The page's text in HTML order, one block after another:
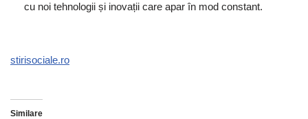
cu noi tehnologii și inovații care apar în mod constant.
stirisociale.ro
Similare